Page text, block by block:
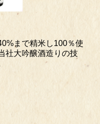
まで精米し100％使
社大吟醸酒造りの技